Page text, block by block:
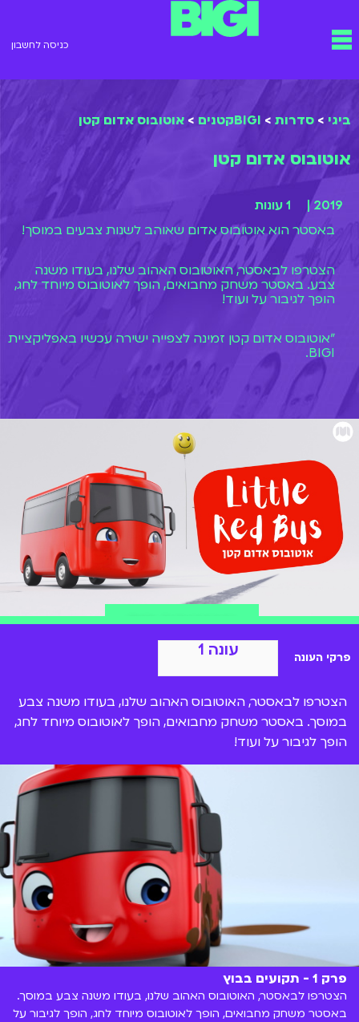
תפריט כניסה לחשבון
ביגי > סדרות > BIGIקטנים > אוטובוס אדום קטן
אוטובוס אדום קטן
2019 |
1 עונות
באסטר הוא אוטובוס אדום שאוהב לשנות צבעים במוסך!
הצטרפו לבאסטר, האוטובוס האהוב שלנו, בעודו משנה
צבע. באסטר משחק מחבואים, הופך לאוטובוס מיוחד לחג,
הופך לגיבור על ועוד!
"אוטובוס אדום קטן זמינה לצפייה ישירה עכשיו באפליקציית
BIGI.
הצטרפות ל-BIGI
פרקי העונה עונה 1
הצטרפו לבאסטר, האוטובוס האהוב שלנו, בעודו משנה צבע
במוסך. באסטר משחק מחבואים, הופך לאוטובוס מיוחד לחג,
הופך לגיבור על ועוד!
פרק 1 - תקועים בבוץ
הצטרפו לבאסטר, האוטובוס האהוב שלנו, בעודו משנה צבע במוסך.
באסטר משחק מחבואים, הופך לאוטובוס מיוחד לחג, הופך לגיבור על